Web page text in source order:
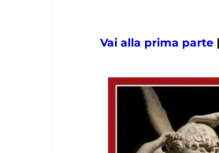
Vai alla prima parte